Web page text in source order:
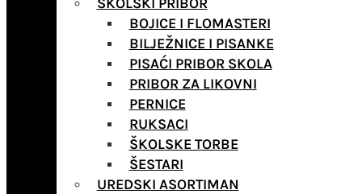
BOJICE I FLOMASTERI
BILJEŽNICE I PISANKE
PISAĆI PRIBOR SKOLA
PRIBOR ZA LIKOVNI
PERNICE
RUKSACI
ŠKOLSKE TORBE
ŠESTARI
UREDSKI ASORTIMAN